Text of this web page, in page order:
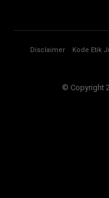
Disclaimer Kode Etik
© Copyright